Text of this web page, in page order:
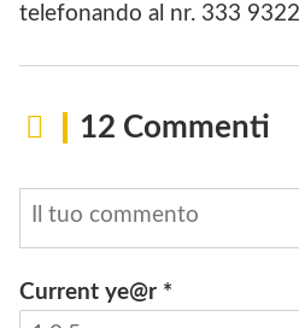
telefonando al nr. 333
12 Commenti
Current ye@r *